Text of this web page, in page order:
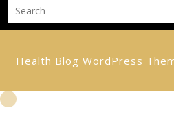
Health Blog WordPress